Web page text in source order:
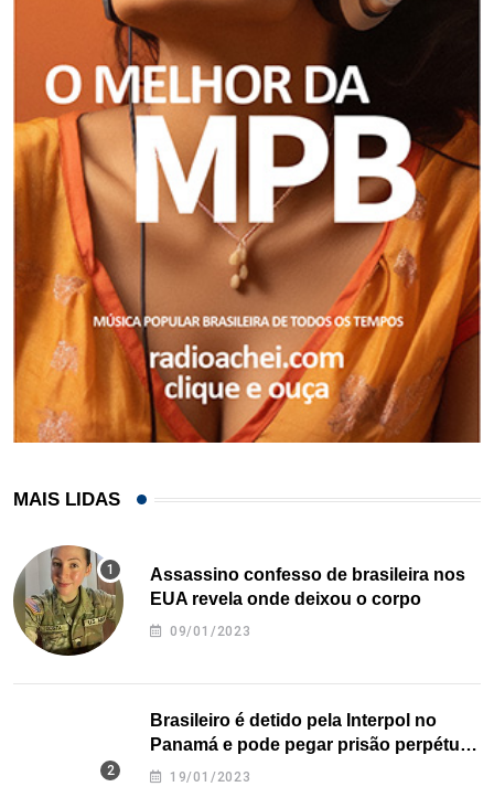
MAIS LIDAS
Assassino confesso de brasileira nos
EUA revela onde deixou o corpo
09/01/2023
Brasileiro é detido pela Interpol no
Panamá e pode pegar prisão perpétua
nos EUA
19/01/2023